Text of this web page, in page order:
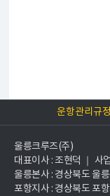
운항관리규정
울릉크루즈(주)
대표이사 : 조현덕 ｜ 사
울릉본사 : 경상북도 울
포항지사 : 경상북도 포